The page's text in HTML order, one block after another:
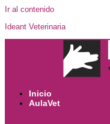
Ir al contenido
Ideant Veterinaria
Inicio
AulaVet